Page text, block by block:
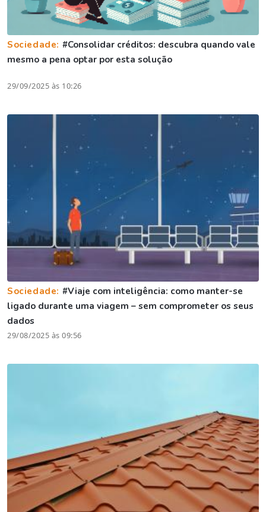
Sociedade: #Consolidar créditos: descubra quando vale
mesmo a pena optar por esta solução
29/09/2025 às 10:26
Sociedade: #Viaje com inteligência: como manter-se
ligado durante uma viagem – sem comprometer os seus
dados
29/08/2025 às 09:56